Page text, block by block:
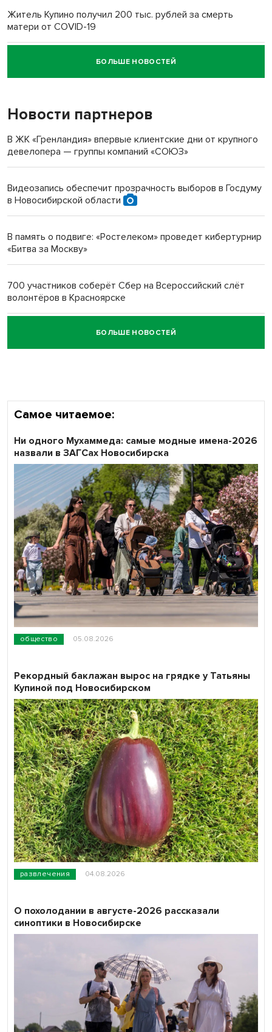
Житель Купино получил 200 тыс. рублей за смерть
матери от COVID-19
Новосибирский суд наказал водителя за смерть
пенсионерки на вокзале
«Мы живём на пастбище!»: в новосибирском селе лошади
терроризируют жителей
Новосибирский преподаватель с женой вошли в топ-16
БОЛЬШЕ НОВОСТЕЙ
Новости партнеров
В ЖК «Гренландия» впервые клиентские дни от крупного
девелопера — группы компаний «СОЮЗ»
Видеозапись обеспечит прозрачность выборов в Госдуму
в Новосибирской области
В память о подвиге: «Ростелеком» проведет кибертурнир
«Битва за Москву»
700 участников соберёт Сбер на Всероссийский слёт
волонтёров в Красноярске
Честный выбор: видеонаблюдение обеспечит
объективность результатов ЕДГ в Новосибирской
БОЛЬШЕ НОВОСТЕЙ
Самое читаемое:
общество 05.08.2026
Ни одного Мухаммеда: самые модные имена-2026
назвали в ЗАГСах Новосибирска
развлечения 04.08.2026
Рекордный баклажан вырос на грядке у Татьяны
Купиной под Новосибирском
О похолодании в августе-2026 рассказали
синоптики в Новосибирске